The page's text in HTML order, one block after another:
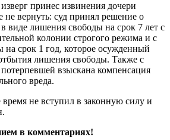
принес извинения дочери
вернуть: суд принял решение о
виде лишения свободы на срок 7 лет с
колонии строгого режима и с
на срок 1 год, которое осужденный
лишения свободы. Также с
взыскана компенсация
вреда.
не вступил в законную силу и
в комментариях!